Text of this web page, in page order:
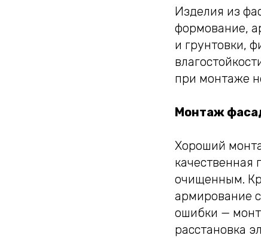
Изделия из
формование,
и грунтовки,
при монтаже
Монтаж
Хороший
качественная
очищенным.
армирование
ошибки —
расстановка